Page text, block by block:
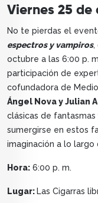
Viernes 25 de
No te pierdas el
espectros y vampiros,
octubre a las 6:00 p.
participación de
cofundadora de
Ángel Nova y Julian
clásicas de
sumergirse en estos
imaginación a lo largo
Hora: 6:00 p. m.
Lugar: Las Cigarras